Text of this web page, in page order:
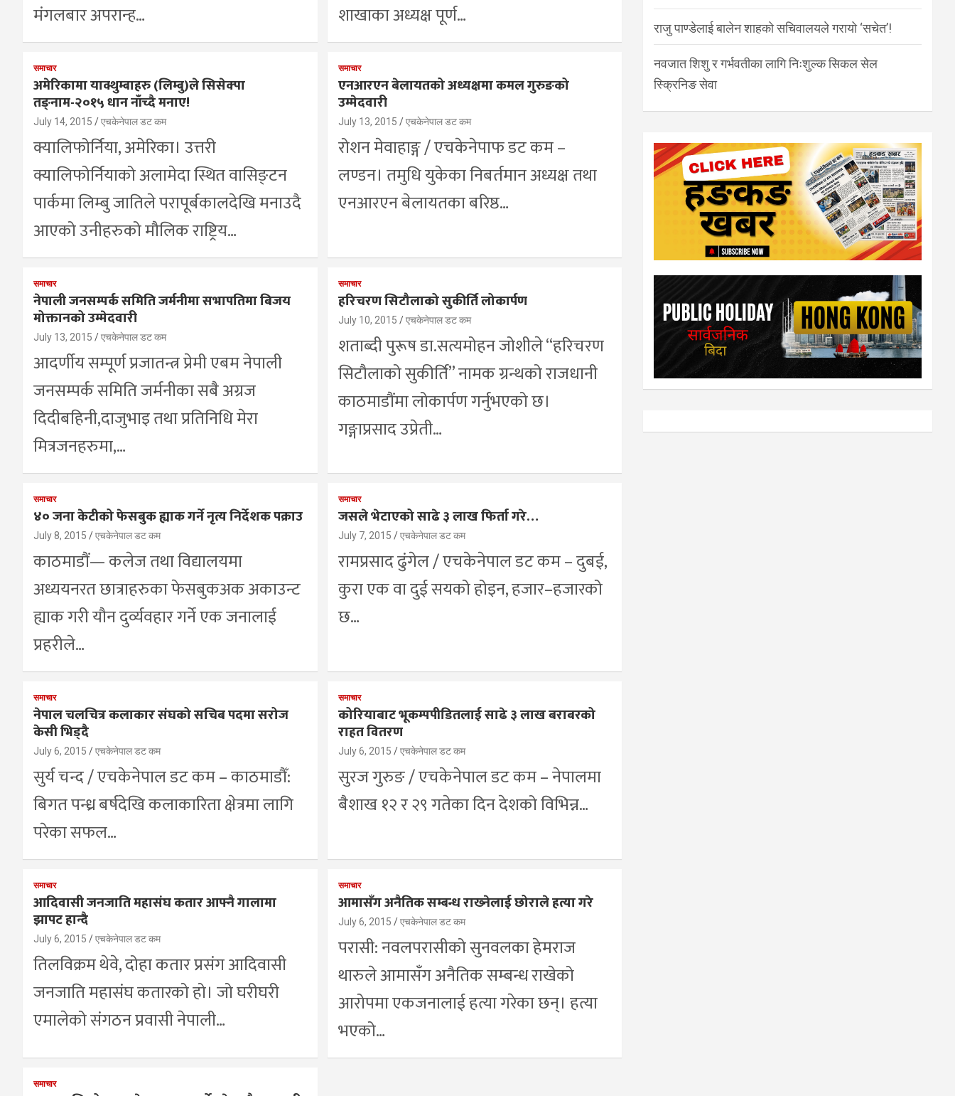
मंगलबार अपरान्ह…
शाखाका अध्यक्ष पूर्ण…
समाचार
अमेरिकामा याक्थुम्बाहरु (लिम्बु)ले सिसेक्पा
तङ्नाम-२०१५ धान नाँच्दै मनाए!
July 14, 2015 एचकेनेपाल डट कम
क्यालिफोर्निया, अमेरिका। उत्तरी
क्यालिफोर्नियाको अलामेदा स्थित वासिङ्टन
पार्कमा लिम्बु जातिले परापूर्बकालदेखि मनाउदै
आएको उनीहरुको मौलिक राष्ट्रिय…
समाचार
एनआरएन बेलायतको अध्यक्षमा कमल गुरुङको
उम्मेदवारी
July 13, 2015 एचकेनेपाल डट कम
रोशन मेवाहाङ्ग / एचकेनेपाफ डट कम –
लण्डन। तमुधि युकेका निबर्तमान अध्यक्ष तथा
एनआरएन बेलायतका बरिष्ठ…
समाचार
नेपाली जनसम्पर्क समिति जर्मनीमा सभापतिमा बिजय
मोक्तानको उम्मेदवारी
July 13, 2015 एचकेनेपाल डट कम
आदर्णीय सम्पूर्ण प्रजातन्त्र प्रेमी एबम नेपाली
जनसम्पर्क समिति जर्मनीका सबै अग्रज
दिदीबहिनी,दाजुभाइ तथा प्रतिनिधि मेरा
मित्रजनहरुमा,…
समाचार
हरिचरण सिटौलाको सुकीर्ति लोकार्पण
July 10, 2015 एचकेनेपाल डट कम
शताब्दी पुरूष डा.सत्यमोहन जोशीले “हरिचरण
सिटौलाको सुकीर्ति” नामक ग्रन्थको राजधानी
काठमाडौंमा लोकार्पण गर्नुभएको छ।
गङ्गाप्रसाद उप्रेती…
समाचार
४० जना केटीको फेसबुक ह्याक गर्ने नृत्य निर्देशक पक्राउ
July 8, 2015 एचकेनेपाल डट कम
काठमाडौं— कलेज तथा विद्यालयमा
अध्ययनरत छात्राहरुका फेसबुकअक अकाउन्ट
ह्याक गरी यौन दुर्व्यवहार गर्ने एक जनालाई
प्रहरीले…
समाचार
जसले भेटाएको साढे ३ लाख फिर्ता गरे…
July 7, 2015 एचकेनेपाल डट कम
रामप्रसाद ढुंगेल / एचकेनेपाल डट कम – दुबई,
कुरा एक वा दुई सयको होइन, हजार–हजारको
छ…
समाचार
नेपाल चलचित्र कलाकार संघको सचिब पदमा सरोज
केसी भिड्दै
July 6, 2015 एचकेनेपाल डट कम
सुर्य चन्द / एचकेनेपाल डट कम – काठमाडौँ:
बिगत पन्ध्र बर्षदेखि कलाकारिता क्षेत्रमा लागि
परेका सफल…
समाचार
कोरियाबाट भूकम्पपीडितलाई साढे ३ लाख बराबरको
राहत वितरण
July 6, 2015 एचकेनेपाल डट कम
सुरज गुरुङ / एचकेनेपाल डट कम – नेपालमा
बैशाख १२ र २९ गतेका दिन देशको विभिन्न…
समाचार
आदिवासी जनजाति महासंघ कतार आफ्नै गालामा
झापट हान्दै
July 6, 2015 एचकेनेपाल डट कम
तिलविक्रम थेवे, दोहा कतार प्रसंग आदिवासी
जनजाति महासंघ कतारको हो। जो घरीघरी
एमालेको संगठन प्रवासी नेपाली…
समाचार
आमासँग अनैतिक सम्बन्ध राख्‍नेलाई छोराले हत्या गरे
July 6, 2015 एचकेनेपाल डट कम
परासी: नवलपरासीको सुनवलका हेमराज
थारुले आमासँग अनैतिक सम्बन्ध राखेको
आरोपमा एकजनालाई हत्या गरेका छन्। हत्या
भएको…
समाचार
राजु पाण्डेलाई बालेन शाहको सचिवालयले गरायो ‘सचेत’!
नवजात शिशु र गर्भवतीका लागि निःशुल्क सिकल सेल
स्क्रिनिङ सेवा